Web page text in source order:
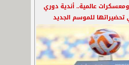
ومعسكرات عالمية.. أندية دوري
للموسم الجديد